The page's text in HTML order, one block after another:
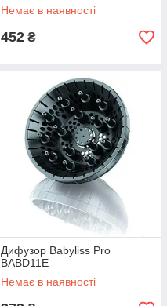
Немає в наявності
452 ₴
Дифузор Babyliss Pro
BABD11E
Немає в наявності